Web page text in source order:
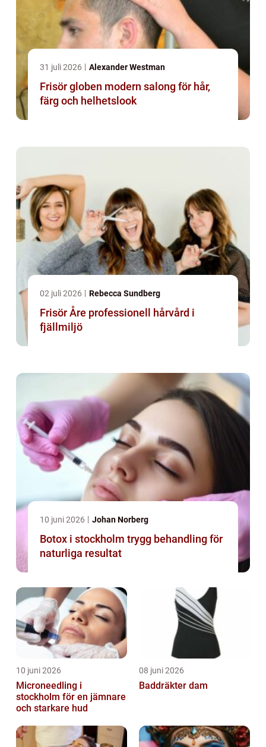
31 juli 2026 Alexander Westman
Frisör globen modern salong för hår,
färg och helhetslook
02 juli 2026 Rebecca Sundberg
Frisör Åre professionell hårvård i
fjällmiljö
10 juni 2026 Johan Norberg
Botox i stockholm trygg behandling för
naturliga resultat
10 juni 2026
Microneedling i
stockholm för en jämnare
och starkare hud
08 juni 2026
Baddräkter dam